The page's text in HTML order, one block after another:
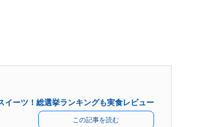
イーツ！総選挙ランキングも実食レビュー
この記事を読む